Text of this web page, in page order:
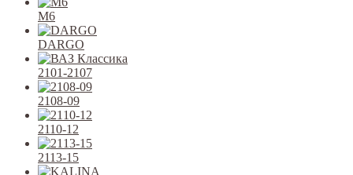
M6
DARGO
2101-2107
2108-09
2110-12
2113-15